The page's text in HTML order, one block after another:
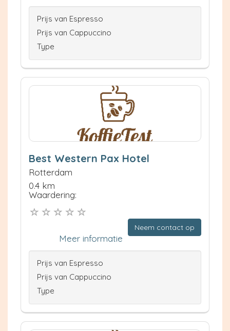
Prijs van Espresso
Prijs van Cappuccino
Type
Best Western Pax Hotel
Rotterdam
0.4 km
Waardering:
Neem contact op
Meer informatie
Prijs van Espresso
Prijs van Cappuccino
Type